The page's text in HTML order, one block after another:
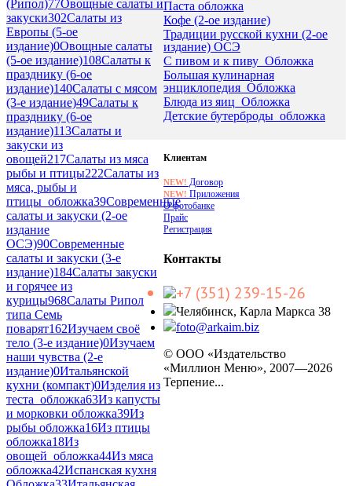
(Рипол)77Овощные салаты и
закуски302Салаты из
Европы (5-ое
издание)0Овощные салаты
(5-ое издание)108Салаты к
празднику (6-ое
издание)140Салаты с мясом
(3-е издание)49Салаты к
празднику (6-ое
издание)113Салаты и
закуски из
овощей217Салаты из мяса
рыбы и птицы222Салаты из
мяса, рыбы и
птицы_обложка39Современные
салаты и закуски (2-ое
издание
ОСЭ)90Современные
салаты и закуски (3-е
издание)184Салаты закуски
и горячее из
курицы968Салаты Рипол
типа Семь
поварят162Изучаем своё
тело (3-е издание)0Изучаем
наши чувства (2-е
издание)0Итальянской
кухни (компакт)0Изделия из
теста_обложка63Из капусты
и морковки обложка39Из
рыбы обложка16Из птицы
обложка18Из
овощей_обложка44Из мяса
обложка42Испанская кухня
Паста обложка
Кофе (2-ое издание)
Традиции русской кухни (2-ое
издание) ОСЭ
С пивом и к пиву_Обложка
Большая кулинарная
энциклопедия_Обложка
Блюда из яиц_Обложка
Детские бутерброды_обложка
Клиентам
NEW! Договор
NEW! Приложения
О фотобанке
Прайс
Регистрация
Контакты
+7 (351) 239-15-26
Челябинск, Карла Маркса 38
foto@arkaim.biz
© ООО «Издательство
«Миллион Меню», 2007—2026
Терпение...